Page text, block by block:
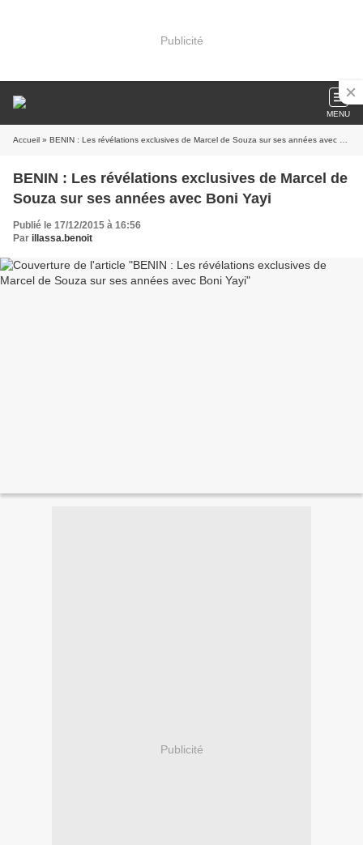
Publicité
MENU
Accueil » BENIN : Les révélations exclusives de Marcel de Souza sur ses années avec Boni Yayi
BENIN : Les révélations exclusives de Marcel de
Souza sur ses années avec Boni Yayi
Publié le 17/12/2015 à 16:56
Par illassa.benoit
Publicité